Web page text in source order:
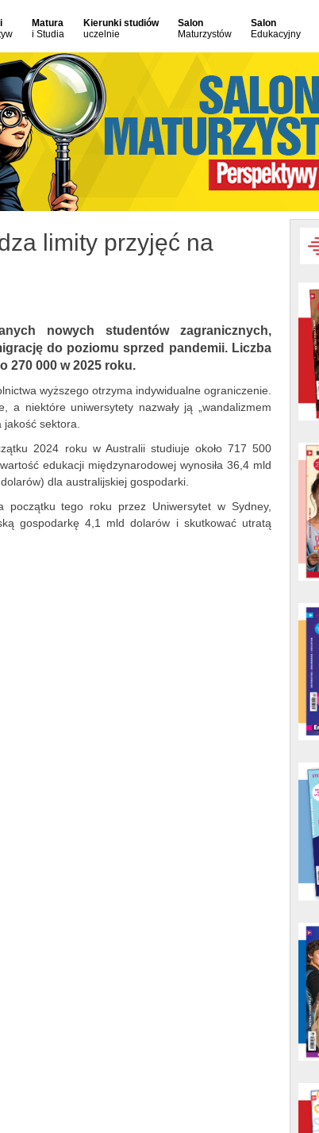
Matura
i Studia
Kierunki studiów
uczelnie
Salon
Maturzystów
Salon
Edukacyjny
limity przyjęć na
nowych studentów zagranicznych,
do poziomu sprzed pandemii. Liczba
270 000 w 2025 roku.
wyższego otrzyma indywidualne ograniczenie.
a niektóre uniwersytety nazwały ją „wandalizmem
sektora.
2024 roku w Australii studiuje około 717 500
edukacji międzynarodowej wynosiła 36,4 mld
dla australijskiej gospodarki.
początku tego roku przez Uniwersytet w Sydney,
gospodarkę 4,1 mld dolarów i skutkować utratą